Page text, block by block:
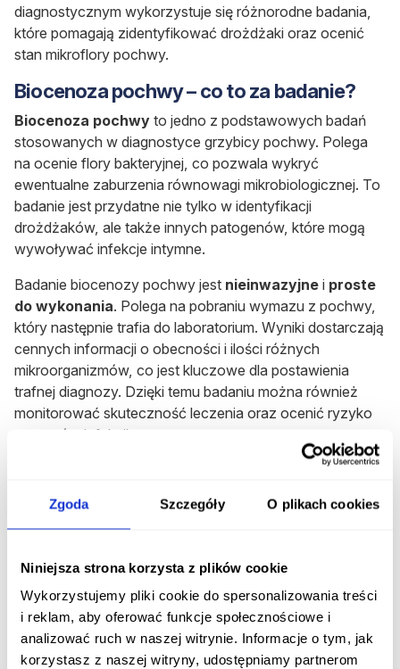
Zgoda Szczegóły O plikach cookies
Niniejsza strona korzysta z plików cookie
Wykorzystujemy pliki cookie do spersonalizowania treści
i reklam, aby oferować funkcje społecznościowe i
analizować ruch w naszej witrynie. Informacje o tym, jak
korzystasz z naszej witryny, udostępniamy partnerom
diagnostycznym wykorzystuje się różnorodne badania,
które pomagają zidentyfikować drożdżaki oraz ocenić
stan mikroflory pochwy.
Biocenoza pochwy – co to za badanie?
Biocenoza pochwy to jedno z podstawowych badań
stosowanych w diagnostyce grzybicy pochwy. Polega
na ocenie flory bakteryjnej, co pozwala wykryć
ewentualne zaburzenia równowagi mikrobiologicznej. To
badanie jest przydatne nie tylko w identyfikacji
drożdżaków, ale także innych patogenów, które mogą
wywoływać infekcje intymne.
Badanie biocenozy pochwy jest nieinwazyjne i proste
do wykonania. Polega na pobraniu wymazu z pochwy,
który następnie trafia do laboratorium. Wyniki dostarczają
cennych informacji o obecności i ilości różnych
mikroorganizmów, co jest kluczowe dla postawienia
trafnej diagnozy. Dzięki temu badaniu można również
monitorować skuteczność leczenia oraz ocenić ryzyko
nawrotów infekcji.
nawracającymi infekcjami. Regularne monitorowanie
stanu mikroflory pochwy pozwala na wczesne wykrycie
Posiew z pochwy – kiedy jest konieczny?
Posiew z pochwyto kolejne istotne badanie w
diagnostyce grzybicy pochwy, często stosowane jako
uzupełnienie biocenozy. Polega na pobraniu próbki